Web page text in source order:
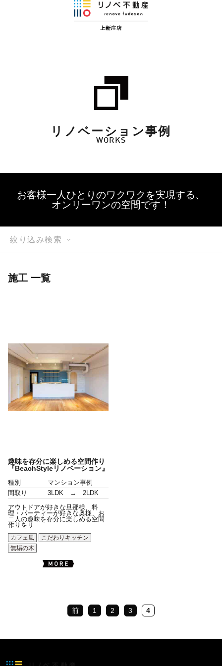
リノベーション事例
WORKS
お客様一人ひとりのワクワクを実現する、
オンリーワンの空間です！
絞り込み検索
施工 一覧
趣味を存分に楽しめる空間作り
『BeachStyleリノベーション』
種別
マンション事例
間取り
3LDK → 2LDK
アウトドアが好きな旦那様、料
理・パーティーが好きな奥様、お
二人の趣味を存分に楽しめる空間
作りをリ...
カフェ風
こだわりキッチン
無垢の木
前 1 2 3 4